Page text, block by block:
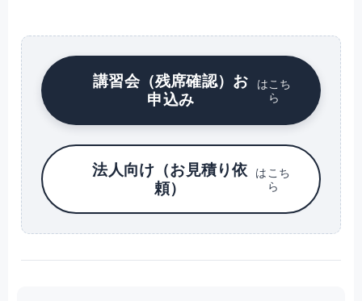
講習会（残席確認）お
申込み
はこち
ら
法人向け（お見積り依
頼）
はこち
ら